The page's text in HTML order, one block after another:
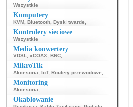
Wszystkie
Komputery
KVM Bluetooth Dyski twarde
Kontrolery sieciowe
Wszystkie
Media konwertery
VDSL xCOAX BNC
MikroTik
Akcesoria IoT, Routery przewodowe
Monitoring
Akcesoria
Okablowanie